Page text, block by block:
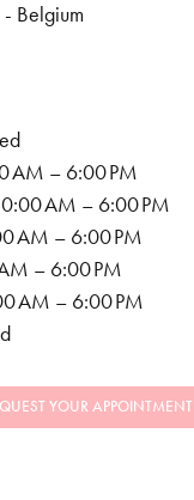
Belgium
AM – 6:00 PM
AM – 6:00 PM
AM – 6:00 PM
– 6:00 PM
AM – 6:00 PM
YOUR APPOINTMENT